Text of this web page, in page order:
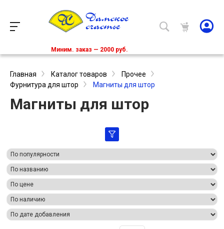
Миним. заказ — 2000 руб.
Главная Каталог товаров
Прочее
Фурнитура для штор
Магниты для штор
Магниты для штор